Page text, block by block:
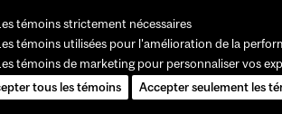
témoins strictement nécessaires
témoins utilisées pour l'amélioration de la
témoins de marketing pour personnaliser vos
tous les témoins
Accepter seulement les